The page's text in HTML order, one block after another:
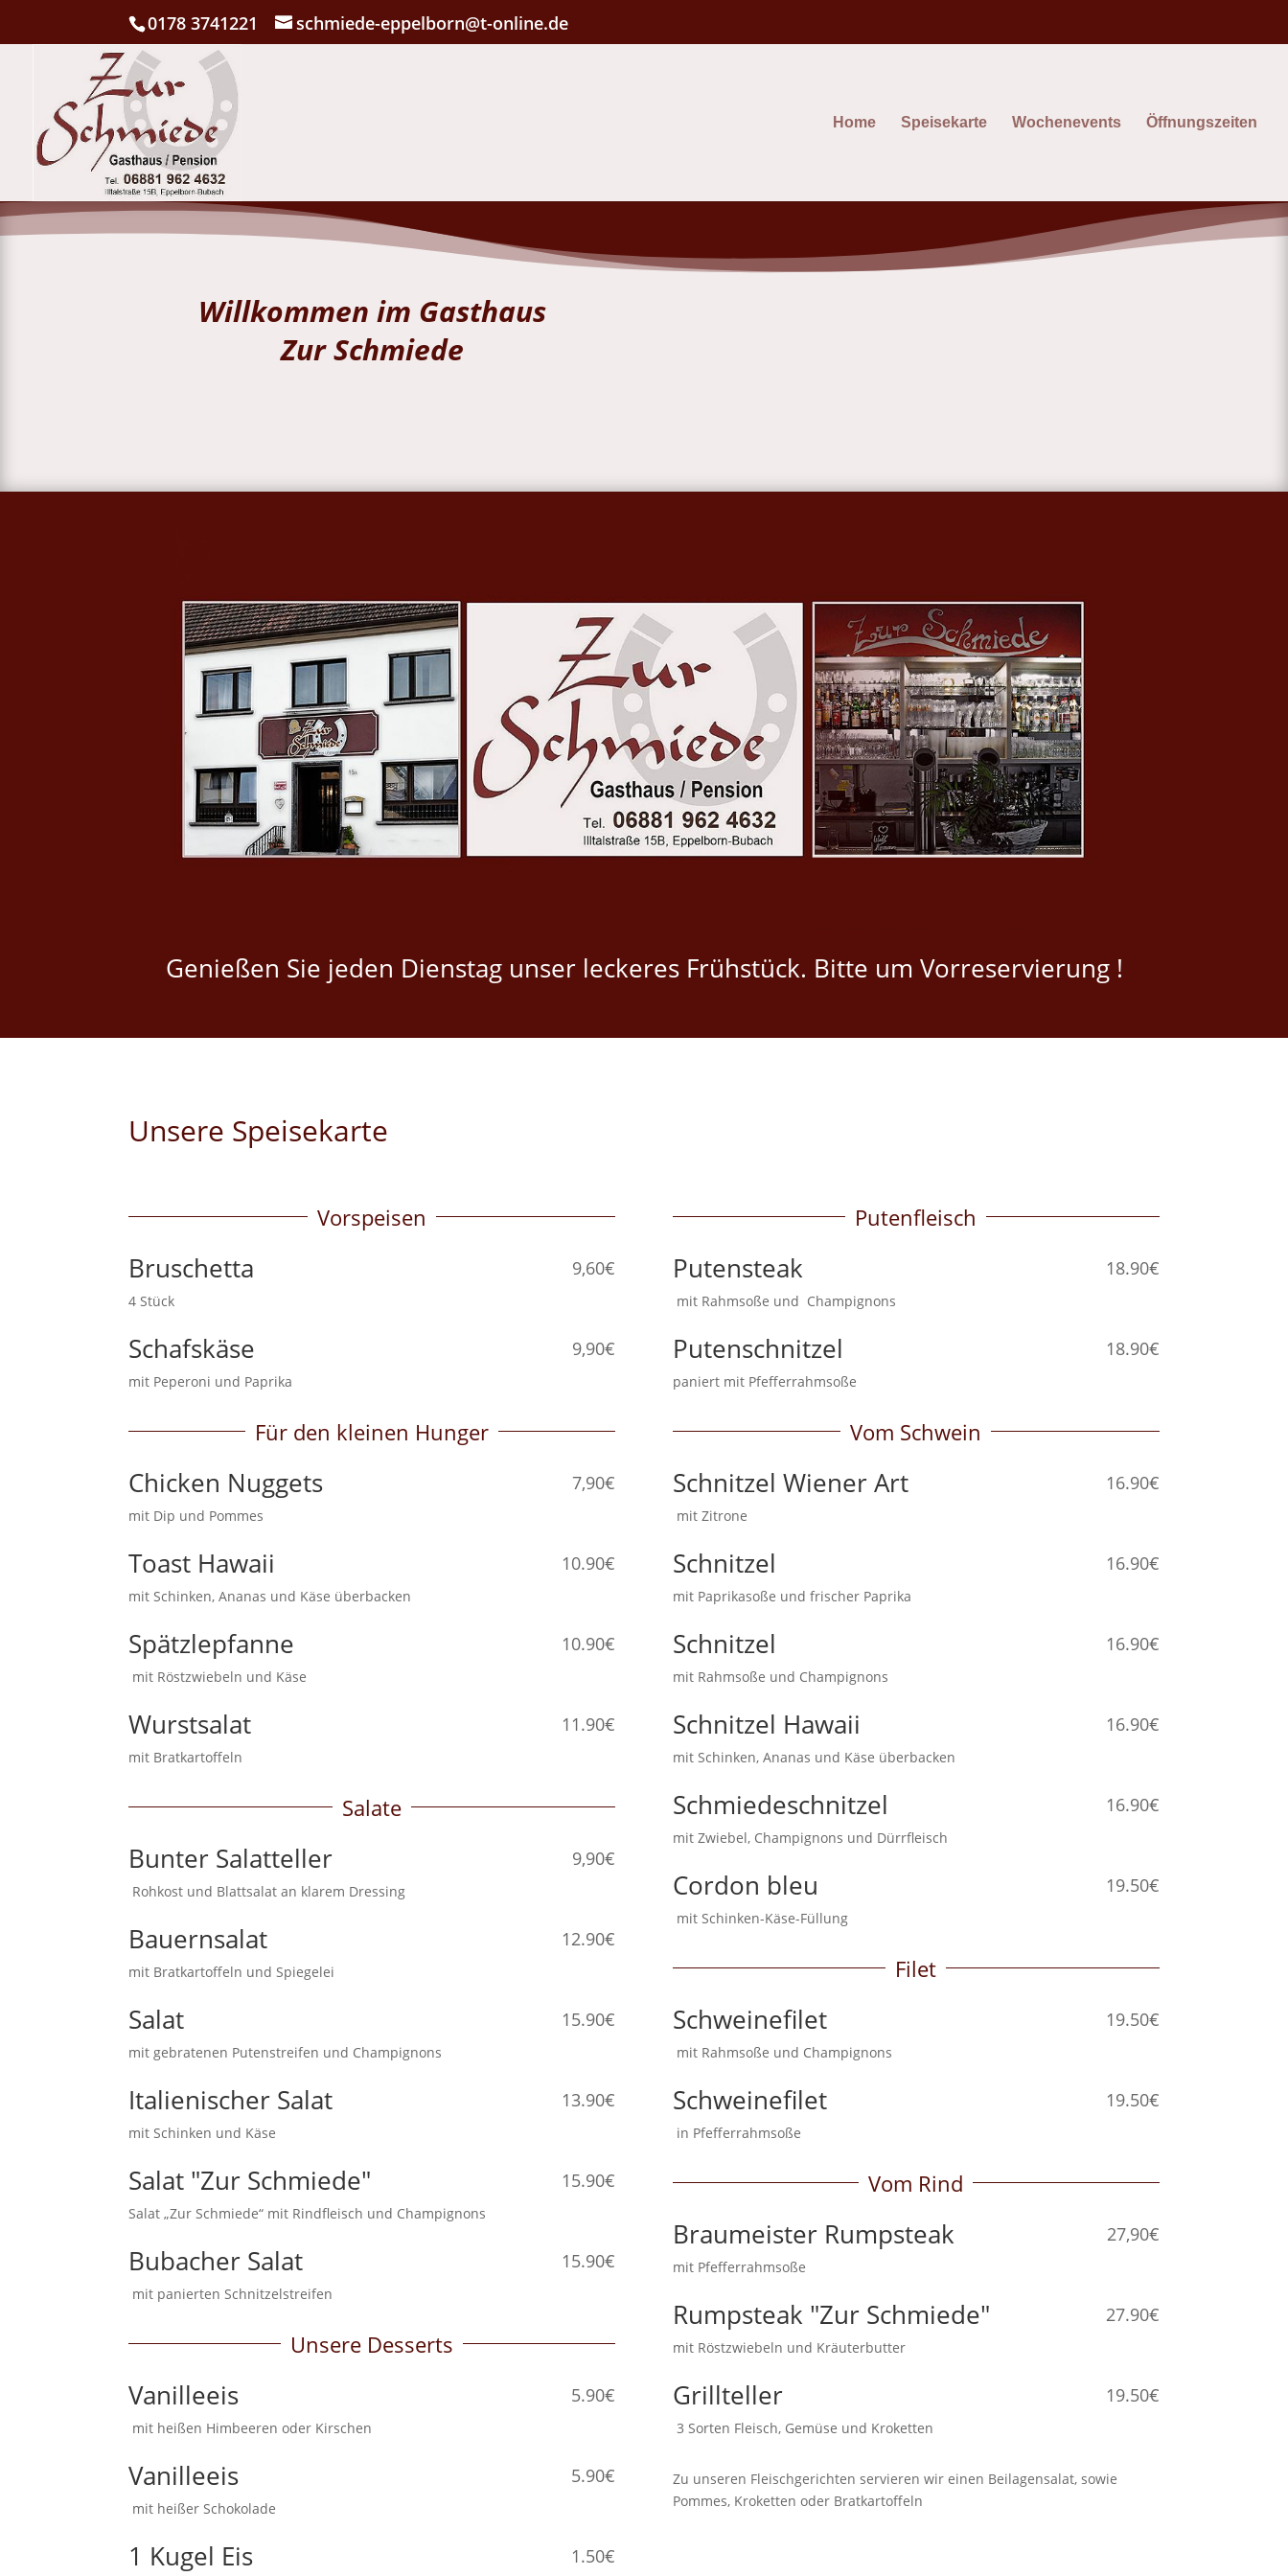
0178 3741221 schmiede-eppelborn@t-online.de
Home Speisekarte Wochenevents Öffnungszeiten
Willkommen im Gasthaus
Zur Schmiede
Genießen Sie jeden Dienstag unser leckeres Frühstück. Bitte um Vorreservierung !
Unsere Speisekarte
Vorspeisen
Bruschetta 9,60€
4 Stück
Schafskäse 9,90€
mit Peperoni und Paprika
Für den kleinen Hunger
Chicken Nuggets 7,90€
mit Dip und Pommes
Toast Hawaii 10.90€
mit Schinken, Ananas und Käse überbacken
Spätzlepfanne 10.90€
mit Röstzwiebeln und Käse
Wurstsalat 11.90€
mit Bratkartoffeln
Salate
Bunter Salatteller 9,90€
Rohkost und Blattsalat an klarem Dressing
Bauernsalat 12.90€
mit Bratkartoffeln und Spiegelei
Salat 15.90€
mit gebratenen Putenstreifen und Champignons
Italienischer Salat 13.90€
mit Schinken und Käse
Salat "Zur Schmiede" 15.90€
Salat „Zur Schmiede“ mit Rindfleisch und Champignons
Bubacher Salat 15.90€
mit panierten Schnitzelstreifen
Unsere Desserts
Vanilleeis 5.90€
mit heißen Himbeeren oder Kirschen
Vanilleeis 5.90€
mit heißer Schokolade
1 Kugel Eis 1.50€
Putenfleisch
Putensteak 18.90€
mit Rahmsoße und Champignons
Putenschnitzel 18.90€
paniert mit Pfefferrahmsoße
Vom Schwein
Schnitzel Wiener Art 16.90€
mit Zitrone
Schnitzel 16.90€
mit Paprikasoße und frischer Paprika
Schnitzel 16.90€
mit Rahmsoße und Champignons
Schnitzel Hawaii 16.90€
mit Schinken, Ananas und Käse überbacken
Schmiedeschnitzel 16.90€
mit Zwiebel, Champignons und Dürrfleisch
Cordon bleu 19.50€
mit Schinken-Käse-Füllung
Filet
Schweinefilet 19.50€
mit Rahmsoße und Champignons
Schweinefilet 19.50€
in Pfefferrahmsoße
Vom Rind
Braumeister Rumpsteak 27,90€
mit Pfefferrahmsoße
Rumpsteak "Zur Schmiede" 27.90€
mit Röstzwiebeln und Kräuterbutter
Grillteller 19.50€
3 Sorten Fleisch, Gemüse und Kroketten
Zu unseren Fleischgerichten servieren wir einen Beilagensalat, sowie
Pommes, Kroketten oder Bratkartoffeln